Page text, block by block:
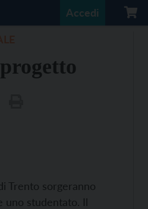
Accedi
Trento sorgeranno
uno studentato. Il